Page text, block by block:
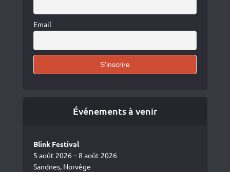
Email
Événements à venir
Blink Festival
5 août 2026 – 8 août 2026
Sandnes, Norvège